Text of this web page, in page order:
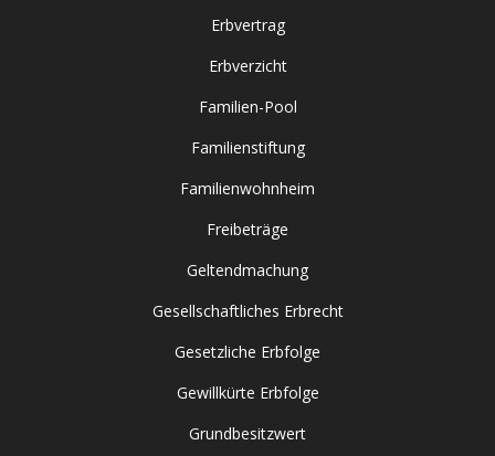
Erbvertrag
Erbverzicht
Familien-Pool
Familienstiftung
Familienwohnheim
Freibeträge
Geltendmachung
Gesellschaftliches Erbrecht
Gesetzliche Erbfolge
Gewillkürte Erbfolge
Grundbesitzwert